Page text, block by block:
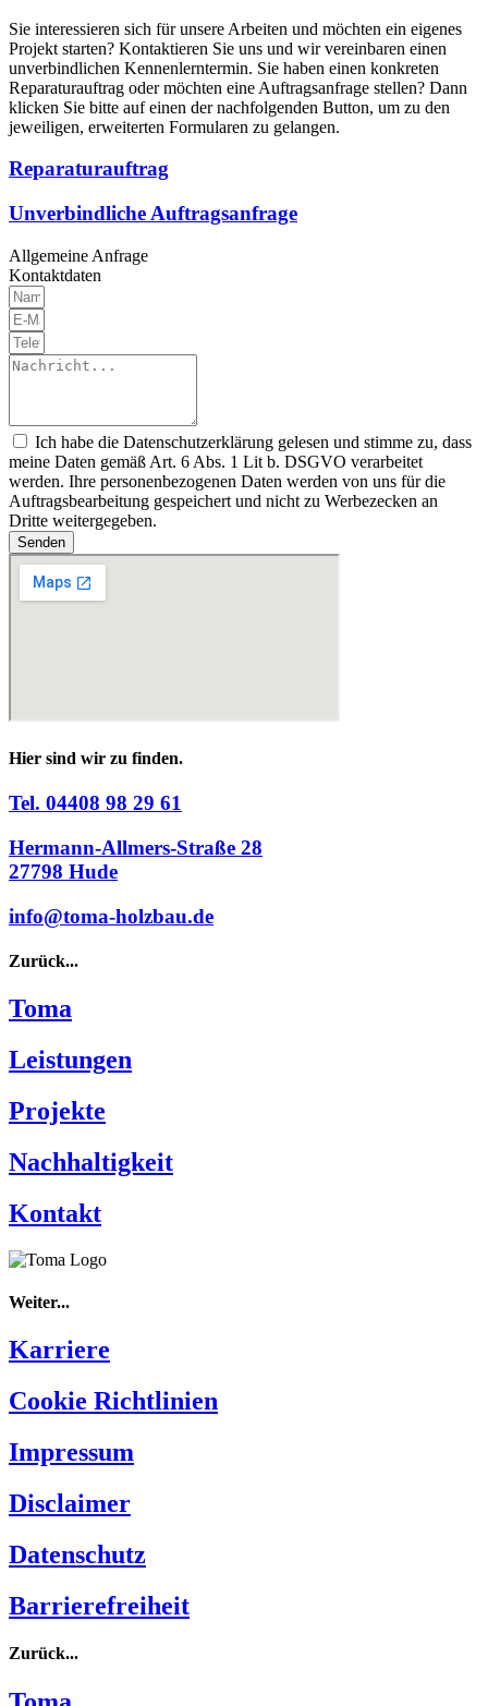
Sie interessieren sich für unsere Arbeiten und möchten ein eigenes
Projekt starten? Kontaktieren Sie uns und wir vereinbaren einen
unverbindlichen Kennenlerntermin. Sie haben einen konkreten
Reparaturauftrag oder möchten eine Auftragsanfrage stellen? Dann
klicken Sie bitte auf einen der nachfolgenden Button, um zu den
jeweiligen, erweiterten Formularen zu gelangen.
Reparaturauftrag
Unverbindliche Auftragsanfrage
Allgemeine Anfrage
Kontaktdaten
Ich habe die Datenschutzerklärung gelesen und stimme zu, dass
meine Daten gemäß Art. 6 Abs. 1 Lit b. DSGVO verarbeitet
werden. Ihre personenbezogenen Daten werden von uns für die
Auftragsbearbeitung gespeichert und nicht zu Werbezecken an
Dritte weitergegeben.
Senden
Hier sind wir zu finden.
Tel. 04408 98 29 61
Hermann-Allmers-Straße 28
27798 Hude
info@toma-holzbau.de
Zurück...
Toma
Leistungen
Projekte
Nachhaltigkeit
Kontakt
Weiter...
Karriere
Cookie Richtlinien
Impressum
Disclaimer
Datenschutz
Barrierefreiheit
Zurück...